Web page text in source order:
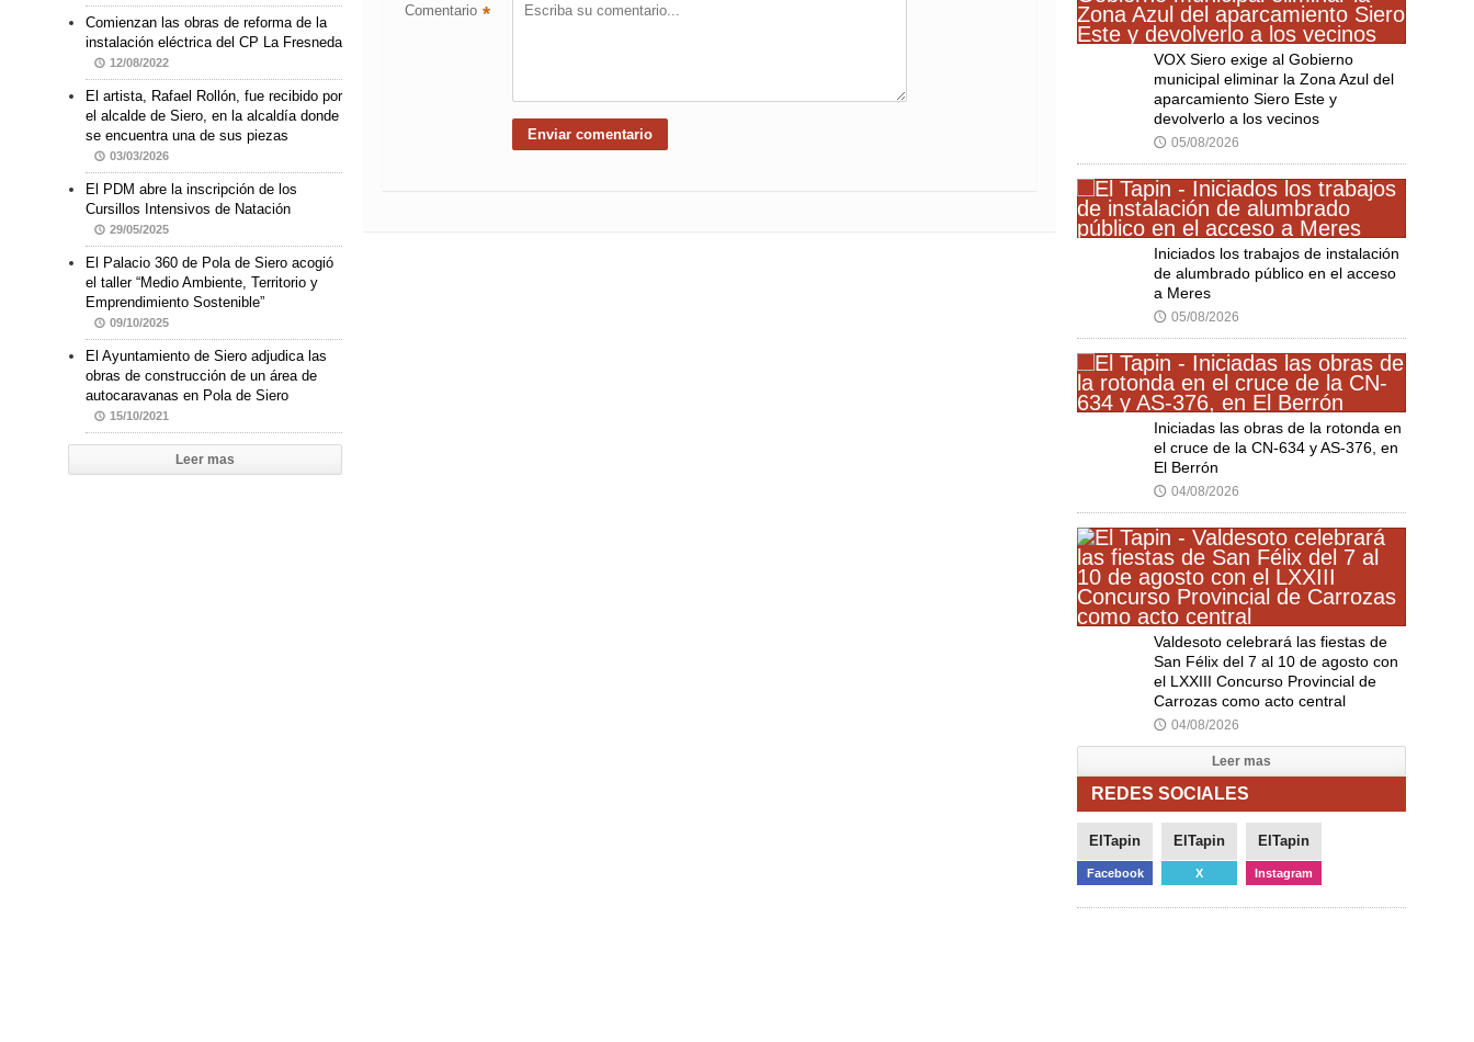
Comentario *
Comienzan las obras de reforma de la
instalación eléctrica del CP La Fresneda
12/08/2022
El artista, Rafael Rollón, fue recibido por
el alcalde de Siero, en la alcaldía donde
se encuentra una de sus piezas
03/03/2026
El PDM abre la inscripción de los
Cursillos Intensivos de Natación
29/05/2025
El Palacio 360 de Pola de Siero acogió
el taller “Medio Ambiente, Territorio y
Emprendimiento Sostenible”
09/10/2025
El Ayuntamiento de Siero adjudica las
obras de construcción de un área de
autocaravanas en Pola de Siero
15/10/2021
Leer mas
VOX Siero exige al Gobierno
municipal eliminar la Zona Azul del
aparcamiento Siero Este y
devolverlo a los vecinos
🕔 05/08/2026
Iniciados los trabajos de instalación
de alumbrado público en el acceso
a Meres
🕔 05/08/2026
Iniciadas las obras de la rotonda en
el cruce de la CN-634 y AS-376, en
El Berrón
🕔 04/08/2026
Valdesoto celebrará las fiestas de
San Félix del 7 al 10 de agosto con
el LXXIII Concurso Provincial de
Carrozas como acto central
🕔 04/08/2026
Leer mas
REDES SOCIALES
ElTapin
Facebook
ElTapin
X
ElTapin
Instagram